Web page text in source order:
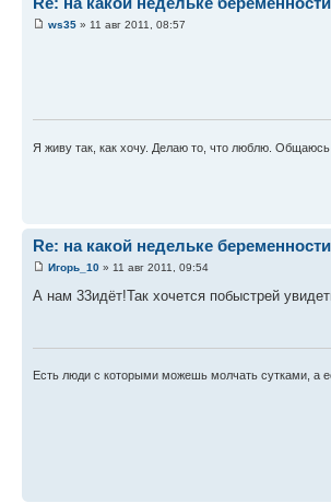
ws35 » 11 авг 2011, 08:57
Я живу так, как хочу. Делаю то, что люблю.
Re: на какой недельке
Игорь_10 » 11 авг 2011, 09:54
А нам 33идёт!Так хочется побыстрей
Есть люди с которыми можешь молчать сутками, а